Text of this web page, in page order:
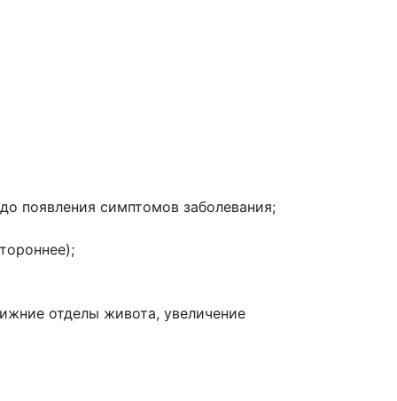
появления симптомов заболевания;
отделы живота, увеличение